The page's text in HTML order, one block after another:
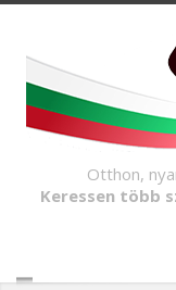
Otthon,
Keressen több